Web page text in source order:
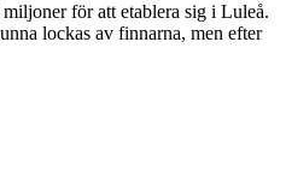
för att etablera sig i Luleå.
lockas av finnarna, men efter